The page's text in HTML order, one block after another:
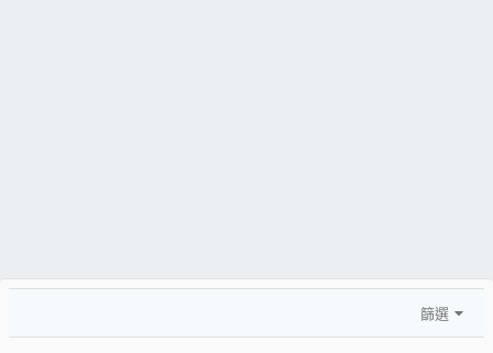
篩選